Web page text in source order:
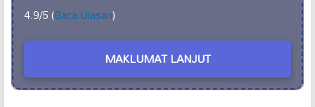
4.9/5 (Baca Ulasan)
MAKLUMAT LANJUT